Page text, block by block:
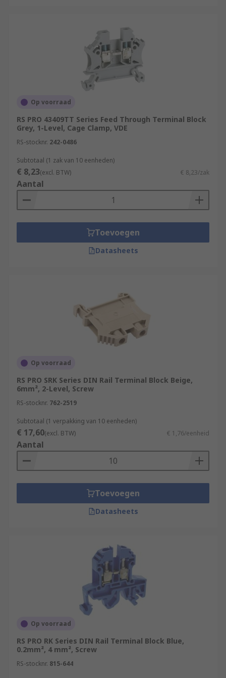
Op voorraad
RS PRO 43409TT Series Feed Through Terminal Block
Grey, 1-Level, Cage Clamp, VDE
RS-stocknr. 242-0486
Subtotaal (1 zak van 10 eenheden)
€ 8,23(excl. BTW) € 8,23/zak
Aantal
Toevoegen
Datasheets
Op voorraad
RS PRO SRK Series DIN Rail Terminal Block Beige,
6mm², 2-Level, Screw
RS-stocknr. 762-2519
Subtotaal (1 verpakking van 10 eenheden)
€ 17,60(excl. BTW) € 1,76/eenheid
Aantal
Toevoegen
Datasheets
Op voorraad
RS PRO RK Series DIN Rail Terminal Block Blue,
0.2mm², 4 mm², Screw
RS-stocknr. 815-644